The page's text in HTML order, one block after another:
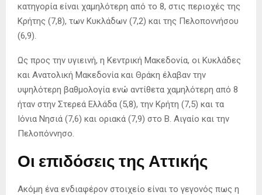
κατηγορία είναι χαμηλότερη από το 8, στις περιοχές της
Κρήτης (7,8), των Κυκλάδων (7,2) και της Πελοποννήσου
(6,9).
Ως προς την υγιεινή, η Κεντρική Μακεδονία, οι Κυκλάδες
και Ανατολική Μακεδονία και Θράκη έλαβαν την
υψηλότερη βαθμολογία ενώ αντίθετα χαμηλότερη από 8
ήταν στην Στερεά Ελλάδα (5,8), την Κρήτη (7,5) και τα
Ιόνια Νησιά (7,6) και οριακά (7,9) στο Β. Αιγαίο και την
Πελοπόννησο.
Οι επιδόσεις της Αττικής
Ακόμη ένα ενδιαφέρον στοιχείο είναι το γεγονός πως η